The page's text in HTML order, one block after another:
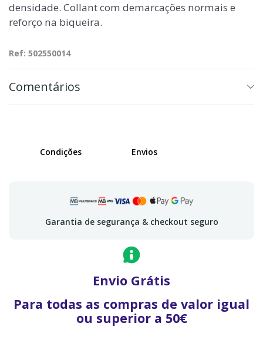
densidade. Collant com demarcações normais e
reforço na biqueira.
Ref: 502550014
Comentários
Condições Envios
Garantia de segurança & checkout seguro
Envio Grátis
Para todas as compras de valor igual
ou superior a 50€